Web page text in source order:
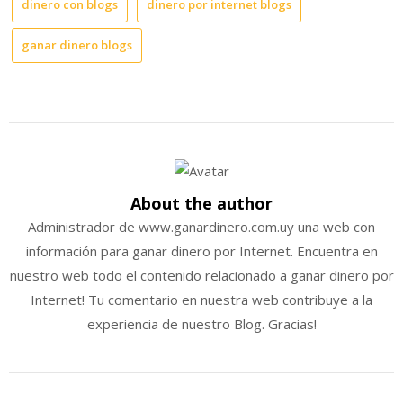
dinero con blogs dinero por internet blogs
ganar dinero blogs
About the author
Administrador de www.ganardinero.com.uy una web con
información para ganar dinero por Internet. Encuentra en
nuestro web todo el contenido relacionado a ganar dinero por
Internet! Tu comentario en nuestra web contribuye a la
experiencia de nuestro Blog. Gracias!